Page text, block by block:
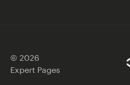
© 2026
Expert Pages